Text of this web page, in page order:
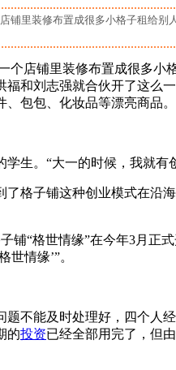
里装修布置成很多小格子租给别
铺里装修布置成很多小
和刘志强就合伙开了这
包包、化妆品等漂亮商品。
。“大一的时候，我就有
子铺这种创业模式在沿
“格世情缘”在今年3月正
情缘’”。
能及时处理好，四个人
的投资已经全部用完了，但